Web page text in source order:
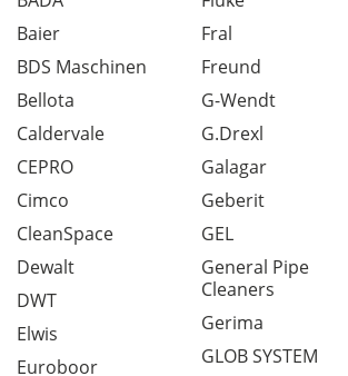
Baier
BDS Maschinen
Bellota
Caldervale
CEPRO
Cimco
CleanSpace
Dewalt
DWT
Elwis
Euroboor
Fral
Freund
G-Wendt
G.Drexl
Galagar
Geberit
GEL
General Pipe
Cleaners
Gerima
GLOB SYSTEM